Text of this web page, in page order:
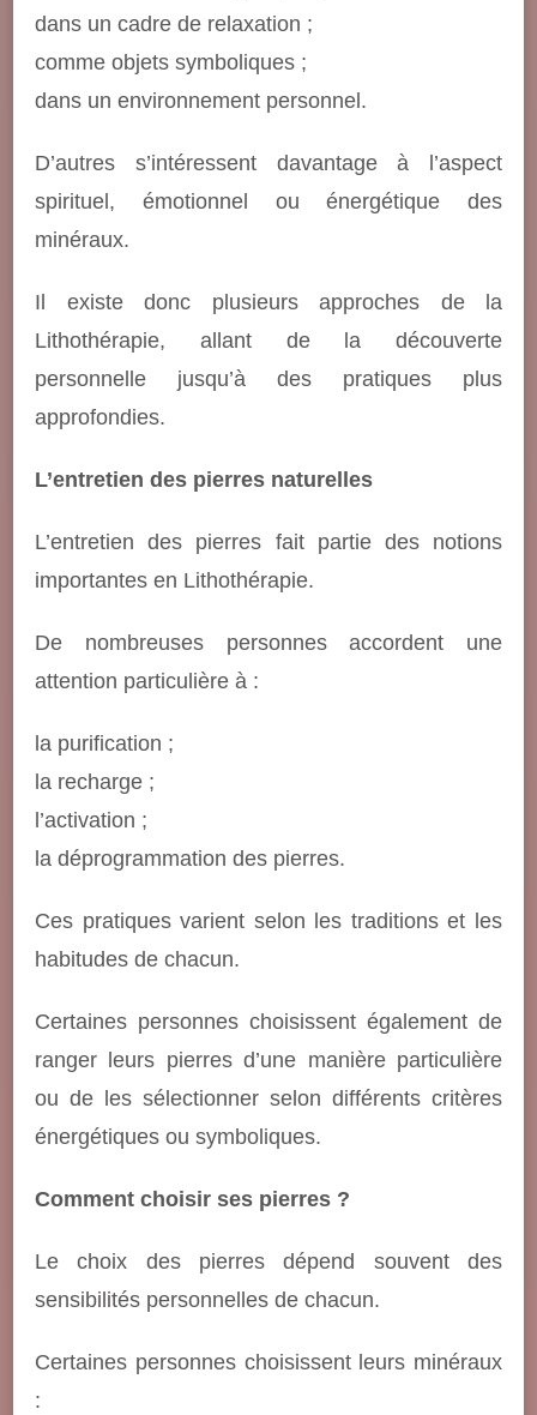
dans un cadre de relaxation ;
comme objets symboliques ;
dans un environnement personnel.
D’autres s’intéressent davantage à l’aspect
spirituel, émotionnel ou énergétique des
minéraux.
Il existe donc plusieurs approches de la
Lithothérapie, allant de la découverte
personnelle jusqu’à des pratiques plus
approfondies.
L’entretien des pierres naturelles
L’entretien des pierres fait partie des notions
importantes en Lithothérapie.
De nombreuses personnes accordent une
attention particulière à :
la purification ;
la recharge ;
l’activation ;
la déprogrammation des pierres.
Ces pratiques varient selon les traditions et les
habitudes de chacun.
Certaines personnes choisissent également de
ranger leurs pierres d’une manière particulière
ou de les sélectionner selon différents critères
énergétiques ou symboliques.
Comment choisir ses pierres ?
Le choix des pierres dépend souvent des
sensibilités personnelles de chacun.
Certaines personnes choisissent leurs minéraux
: